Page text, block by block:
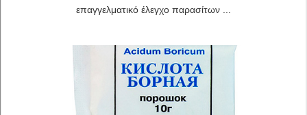
επαγγελματικό έλεγχο παρασίτων ...